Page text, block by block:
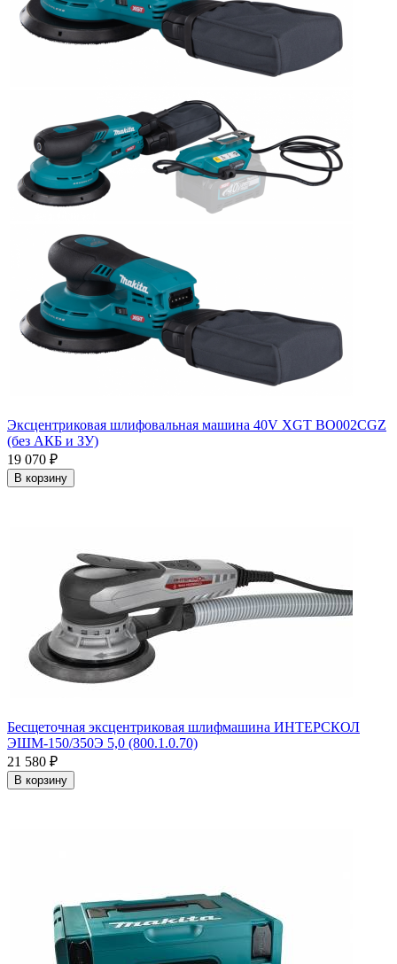
Эксцентриковая шлифовальная машина 40V XGT BO002CGZ
(без АКБ и ЗУ)
19 070 ₽
В корзину
Бесщеточная эксцентриковая шлифмашина ИНТЕРСКОЛ
ЭШМ-150/350Э 5,0 (800.1.0.70)
21 580 ₽
В корзину